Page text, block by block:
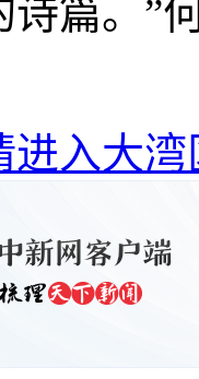
篇。”
进入大湾